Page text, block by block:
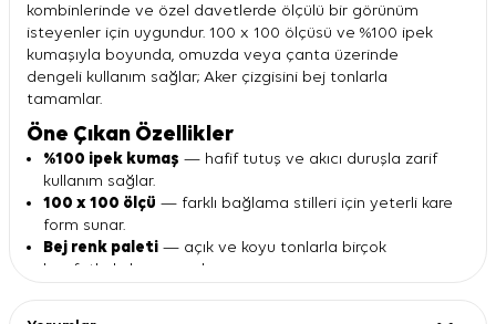
kombinlerinde ve özel davetlerde ölçülü bir görünüm
isteyenler için uygundur. 100 x 100 ölçüsü ve %100 ipek
kumaşıyla boyunda, omuzda veya çanta üzerinde
dengeli kullanım sağlar; Aker çizgisini bej tonlarla
tamamlar.
Öne Çıkan Özellikler
%100 ipek kumaş — hafif tutuş ve akıcı duruşla zarif
kullanım sağlar.
100 x 100 ölçü — farklı bağlama stilleri için yeterli kare
form sunar.
Bej renk paleti — açık ve koyu tonlarla birçok
kıyafetle kolay uyum kurar.